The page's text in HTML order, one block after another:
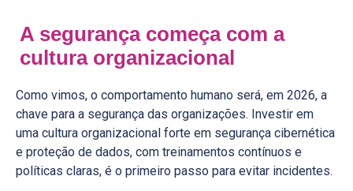
A segurança começa com a
cultura organizacional
Como vimos, o comportamento humano será, em 2026, a
chave para a segurança das organizações. Investir em
uma cultura organizacional forte em segurança cibernética
e proteção de dados, com treinamentos contínuos e
políticas claras, é o primeiro passo para evitar incidentes.